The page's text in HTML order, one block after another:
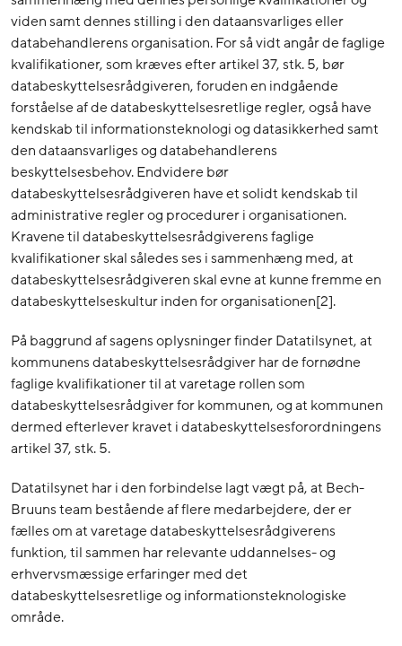
viden samt dennes stilling i den dataansvarliges eller
databehandlerens organisation. For så vidt angår de faglige
kvalifikationer, som kræves efter artikel 37, stk. 5, bør
databeskyttelsesrådgiveren, foruden en indgående
forståelse af de databeskyttelsesretlige regler, også have
kendskab til informationsteknologi og datasikkerhed samt
den dataansvarliges og databehandlerens
beskyttelsesbehov. Endvidere bør
databeskyttelsesrådgiveren have et solidt kendskab til
administrative regler og procedurer i organisationen.
Kravene til databeskyttelsesrådgiverens faglige
kvalifikationer skal således ses i sammenhæng med, at
databeskyttelsesrådgiveren skal evne at kunne fremme en
databeskyttelseskultur inden for organisationen[2].
På baggrund af sagens oplysninger finder Datatilsynet, at
kommunens databeskyttelsesrådgiver har de fornødne
faglige kvalifikationer til at varetage rollen som
databeskyttelsesrådgiver for kommunen, og at kommunen
dermed efterlever kravet i databeskyttelsesforordningens
artikel 37, stk. 5.
Datatilsynet har i den forbindelse lagt vægt på, at Bech-
Bruuns team bestående af flere medarbejdere, der er
fælles om at varetage databeskyttelsesrådgiverens
funktion, til sammen har relevante uddannelses- og
erhvervsmæssige erfaringer med det
databeskyttelsesretlige og informationsteknologiske
område.